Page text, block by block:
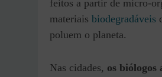
feitos a partir de micro-
materiais biodegradáveis
poluem o planeta.
Nas cidades, os biólogos